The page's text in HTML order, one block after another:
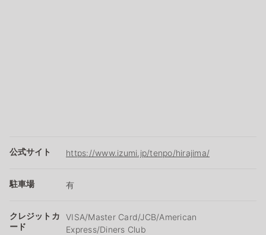
公式サイト https://www.izumi.jp/tenpo/hirajima/
駐車場 有
クレジットカ
ード
VISA/Master Card/JCB/American
Express/Diners Club